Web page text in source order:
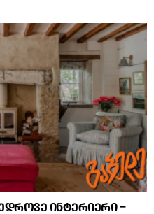
ინტერიერი –